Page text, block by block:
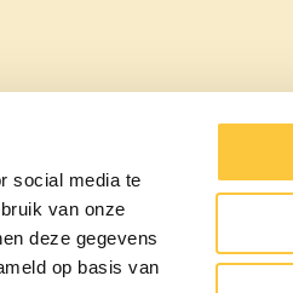
social media te
van onze
deze gegevens
op basis van